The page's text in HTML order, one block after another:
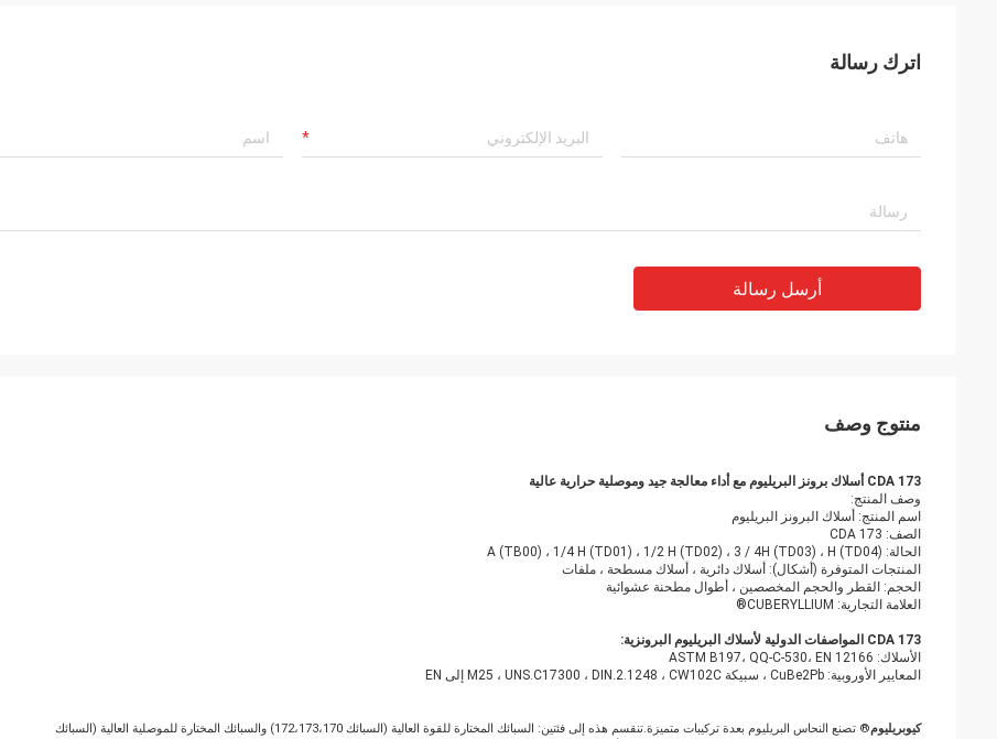
اترك رسالة
أرسل رسالة
منتوج وصف
CDA 173 أسلاك برونز البريليوم مع أداء معالجة جيد وموصلية حرارية عالية
وصف المنتج:
اسم المنتج: أسلاك البرونز البريليوم
الصف: CDA 173
الحالة: A (TB00) ، 1/4 H (TD01) ، 1/2 H (TD02) ، 3 / 4H (TD03) ، H (TD04)
المنتجات المتوفرة (أشكال): أسلاك دائرية ، أسلاك مسطحة ، ملفات
الحجم: القطر والحجم المخصصين ، أطوال مطحنة عشوائية
العلامة التجارية: CUBERYLLIUM®
CDA 173 المواصفات الدولية لأسلاك البريليوم البرونزية:
الأسلاك: ASTM B197، QQ-C-530، EN 12166
المعايير الأوروبية: CuBe2Pb ، سبيكة M25 ، UNS.C17300 ، DIN.2.1248 ، CW102C إلى EN
كيوبريليوم
® تصنع النحاس البريليوم بعدة تركيبات متميزة.تنقسم هذه إلى فئتين: السبائك المختارة للقوة العالية (السبائك 172،173،170) والسبائك المختارة للموصلية العالية (السبائك